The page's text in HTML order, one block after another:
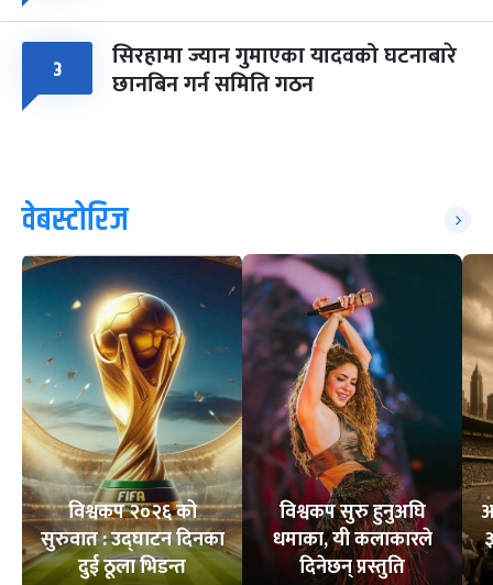
३ सिरहामा ज्यान गुमाएका यादवको घटनाबारे
छानबिन गर्न समिति गठन
वेबस्टोरिज
विश्वकप २०२६ को
सुरुवात : उद्घाटन दिनका
दुई ठूला भिडन्त
विश्वकप सुरु हुनुअघि
धमाका, यी कलाकारले
दिनेछन् प्रस्तुति